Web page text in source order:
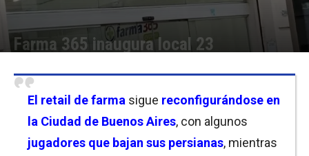
Farma 365 inaugura local 23
El retail de farma sigue reconfigurándose en
la Ciudad de Buenos Aires, con algunos
jugadores que bajan sus persianas, mientras